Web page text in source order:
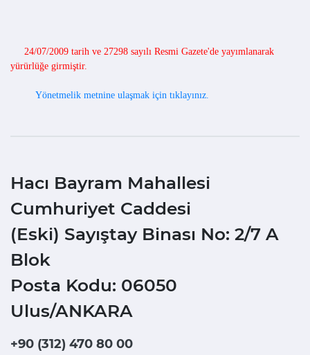
24/07/2009 tarih ve 27298 sayılı Resmi Gazete'de yayımlanarak
yürürlüğe girmiştir.
Yönetmelik metnine ulaşmak için tıklayınız.
Hacı Bayram Mahallesi
Cumhuriyet Caddesi
(Eski) Sayıştay Binası No: 2/7 A
Blok
Posta Kodu: 06050
Ulus/ANKARA
+90 (312) 470 80 00